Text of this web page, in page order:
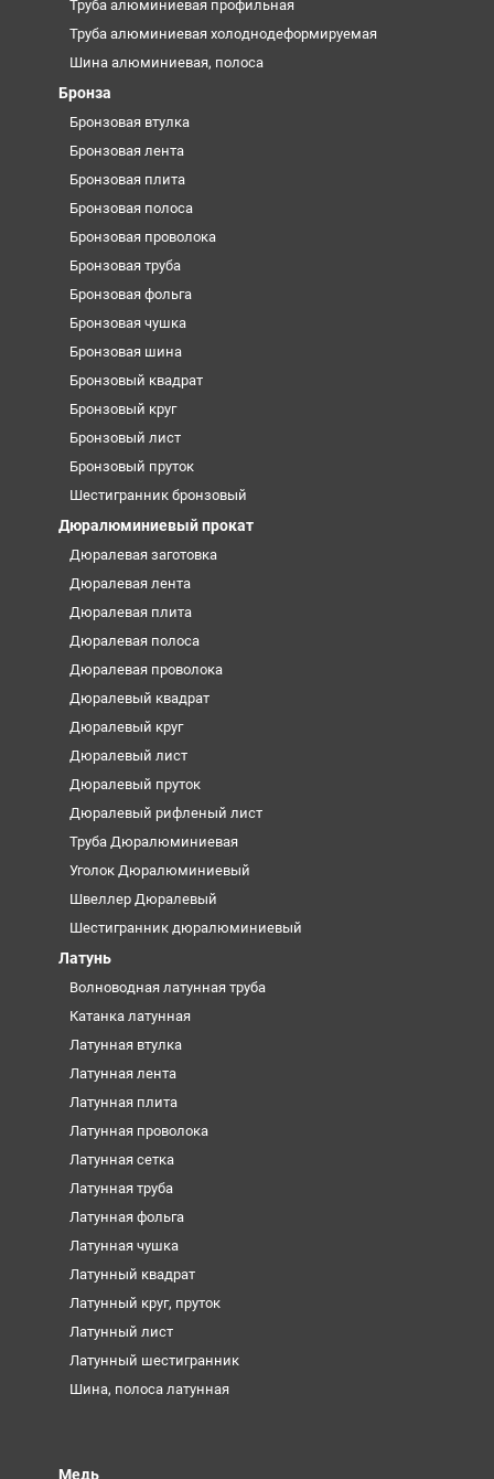
Труба алюминиевая профильная
Труба алюминиевая холоднодеформируемая
Шина алюминиевая, полоса
Бронза
Бронзовая втулка
Бронзовая лента
Бронзовая плита
Бронзовая полоса
Бронзовая проволока
Бронзовая труба
Бронзовая фольга
Бронзовая чушка
Бронзовая шина
Бронзовый квадрат
Бронзовый круг
Бронзовый лист
Бронзовый пруток
Шестигранник бронзовый
Дюралюминиевый прокат
Дюралевая заготовка
Дюралевая лента
Дюралевая плита
Дюралевая полоса
Дюралевая проволока
Дюралевый квадрат
Дюралевый круг
Дюралевый лист
Дюралевый пруток
Дюралевый рифленый лист
Труба Дюралюминиевая
Уголок Дюралюминиевый
Швеллер Дюралевый
Шестигранник дюралюминиевый
Латунь
Волноводная латунная труба
Катанка латунная
Латунная втулка
Латунная лента
Латунная плита
Латунная проволока
Латунная сетка
Латунная труба
Латунная фольга
Латунная чушка
Латунный квадрат
Латунный круг, пруток
Латунный лист
Латунный шестигранник
Шина, полоса латунная
Медь